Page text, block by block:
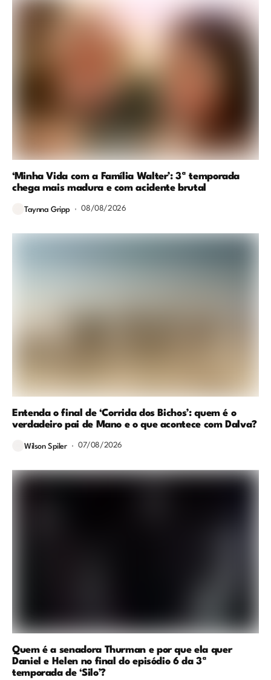
‘Minha Vida com a Família Walter’: 3ª temporada
chega mais madura e com acidente brutal
Taynna Gripp 08/08/2026
Entenda o final de ‘Corrida dos Bichos’: quem é o
verdadeiro pai de Mano e o que acontece com Dalva?
Wilson Spiler 07/08/2026
Quem é a senadora Thurman e por que ela quer
Daniel e Helen no final do episódio 6 da 3ª
temporada de ‘Silo’?